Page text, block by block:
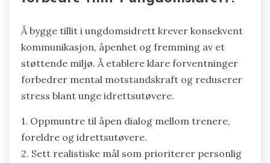
Å bygge tillit i ungdomsidrett krever konsekvent
kommunikasjon, åpenhet og fremming av et
støttende miljø. Å etablere klare forventninger
forbedrer mental motstandskraft og reduserer
stress blant unge idrettsutøvere.
1. Oppmuntre til åpen dialog mellom trenere,
foreldre og idrettsutøvere.
2. Sett realistiske mål som prioriterer personlig